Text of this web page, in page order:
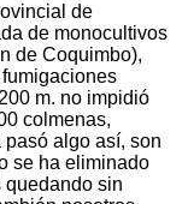
de
de monocultivos
de Coquimbo),
m. no impidió
colmenas,
pasó algo así, son
se ha eliminado
quedando sin